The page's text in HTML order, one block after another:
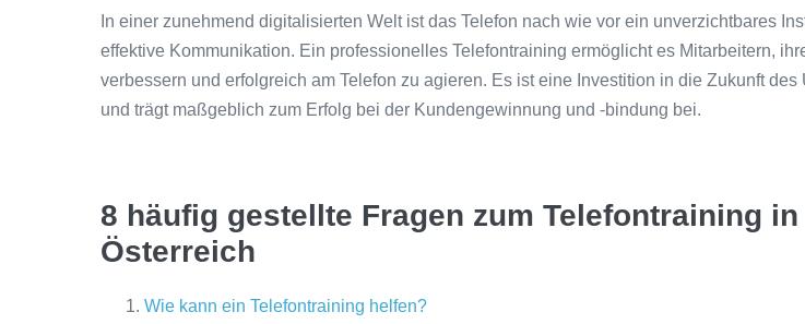
In einer zunehmend digitalisierten Welt ist das Telefon nach wie vor ein unverzichtbares
effektive Kommunikation. Ein professionelles Telefontraining ermöglicht es Mitarbeitern,
verbessern und erfolgreich am Telefon zu agieren. Es ist eine Investition in die Zukunft des
und trägt maßgeblich zum Erfolg bei der Kundengewinnung und -bindung bei.
8 häufig gestellte Fragen zum Telefontraining in
Österreich
Wie kann ein Telefontraining helfen?